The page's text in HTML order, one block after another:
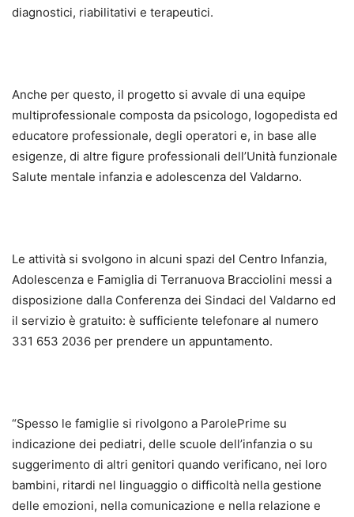
diagnostici, riabilitativi e terapeutici.
Anche per questo, il progetto si avvale di una equipe
multiprofessionale composta da psicologo, logopedista ed
educatore professionale, degli operatori e, in base alle
esigenze, di altre figure professionali dell’Unità funzionale
Salute mentale infanzia e adolescenza del Valdarno.
Le attività si svolgono in alcuni spazi del Centro Infanzia,
Adolescenza e Famiglia di Terranuova Bracciolini messi a
disposizione dalla Conferenza dei Sindaci del Valdarno ed
il servizio è gratuito: è sufficiente telefonare al numero
331 653 2036 per prendere un appuntamento.
“Spesso le famiglie si rivolgono a ParolePrime su
indicazione dei pediatri, delle scuole dell’infanzia o su
suggerimento di altri genitori quando verificano, nei loro
bambini, ritardi nel linguaggio o difficoltà nella gestione
delle emozioni, nella comunicazione e nella relazione e